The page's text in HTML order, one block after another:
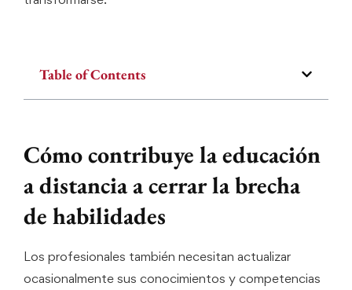
Table of Contents
Cómo contribuye la educación
a distancia a cerrar la brecha
de habilidades
Los profesionales también necesitan actualizar
ocasionalmente sus conocimientos y competencias